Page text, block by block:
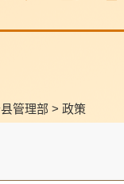
管理部 > 政策